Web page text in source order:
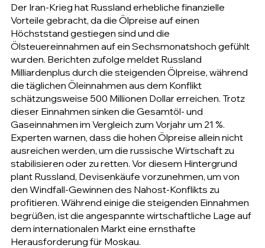
Der Iran-Krieg hat Russland erhebliche finanzielle
Vorteile gebracht, da die Ölpreise auf einen
Höchststand gestiegen sind und die
Ölsteuereinnahmen auf ein Sechsmonatshoch gefühlt
wurden. Berichten zufolge meldet Russland
Milliardenplus durch die steigenden Ölpreise, während
die täglichen Öleinnahmen aus dem Konflikt
schätzungsweise 500 Millionen Dollar erreichen. Trotz
dieser Einnahmen sinken die Gesamtöl- und
Gaseinnahmen im Vergleich zum Vorjahr um 21 %.
Experten warnen, dass die hohen Ölpreise allein nicht
ausreichen werden, um die russische Wirtschaft zu
stabilisieren oder zu retten. Vor diesem Hintergrund
plant Russland, Devisenkäufe vorzunehmen, um von
den Windfall-Gewinnen des Nahost-Konflikts zu
profitieren. Während einige die steigenden Einnahmen
begrüßen, ist die angespannte wirtschaftliche Lage auf
dem internationalen Markt eine ernsthafte
Herausforderung für Moskau.